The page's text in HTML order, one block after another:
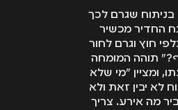
שגרם לכך
החדיר מכשיר
חוץ וגרם לחור
תוהה המומחה
ומציין "מי שלא
לא יבין זאת ולא
מה אירע. צריך